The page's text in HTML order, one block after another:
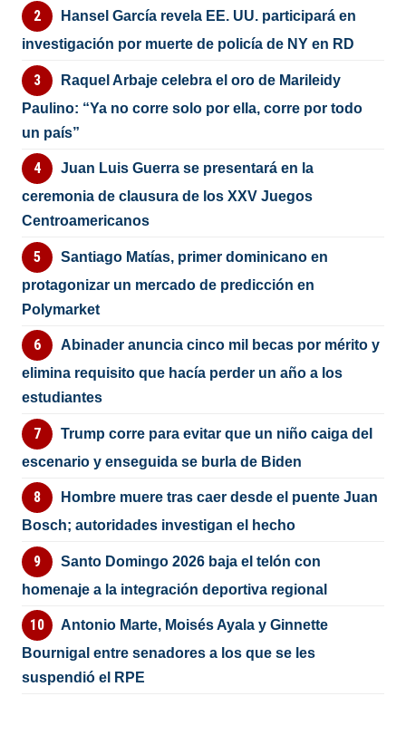
Hansel García revela EE. UU. participará en
investigación por muerte de policía de NY en RD
Raquel Arbaje celebra el oro de Marileidy
Paulino: “Ya no corre solo por ella, corre por todo
un país”
Juan Luis Guerra se presentará en la
ceremonia de clausura de los XXV Juegos
Centroamericanos
Santiago Matías, primer dominicano en
protagonizar un mercado de predicción en
Polymarket
Abinader anuncia cinco mil becas por mérito y
elimina requisito que hacía perder un año a los
estudiantes
Trump corre para evitar que un niño caiga del
escenario y enseguida se burla de Biden
Hombre muere tras caer desde el puente Juan
Bosch; autoridades investigan el hecho
Santo Domingo 2026 baja el telón con
homenaje a la integración deportiva regional
Antonio Marte, Moisés Ayala y Ginnette
Bournigal entre senadores a los que se les
suspendió el RPE